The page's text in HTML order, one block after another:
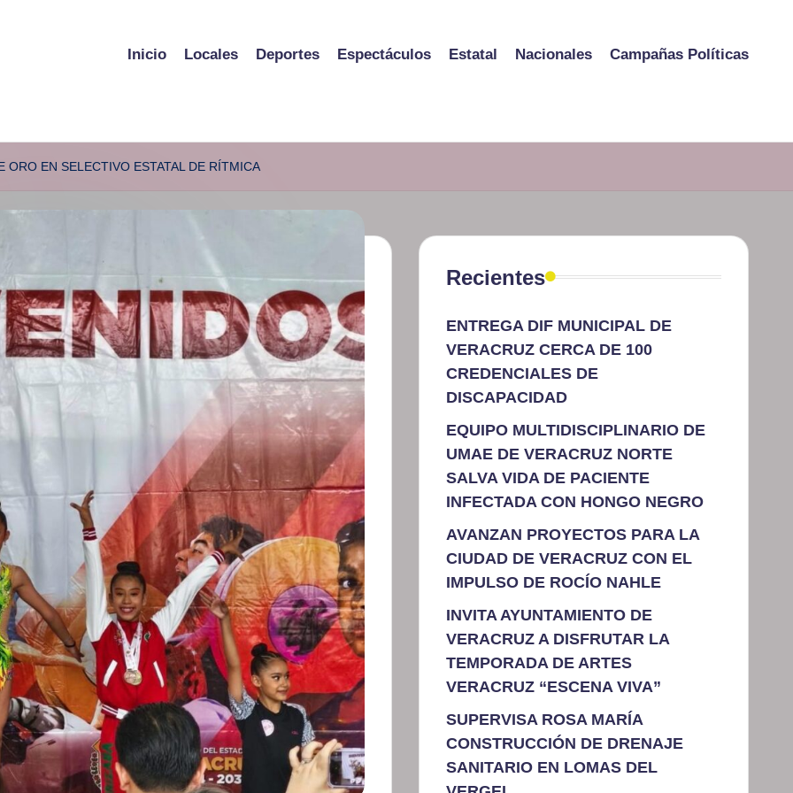
Inicio Locales Deportes Espectáculos Estatal Nacionales Campañas Políticas
ORO EN SELECTIVO ESTATAL DE RÍTMICA
Recientes
ENTREGA DIF MUNICIPAL DE
VERACRUZ CERCA DE 100
CREDENCIALES DE
DISCAPACIDAD
EQUIPO MULTIDISCIPLINARIO DE
UMAE DE VERACRUZ NORTE
SALVA VIDA DE PACIENTE
INFECTADA CON HONGO NEGRO
AVANZAN PROYECTOS PARA LA
CIUDAD DE VERACRUZ CON EL
IMPULSO DE ROCÍO NAHLE
INVITA AYUNTAMIENTO DE
VERACRUZ A DISFRUTAR LA
TEMPORADA DE ARTES
VERACRUZ “ESCENA VIVA”
SUPERVISA ROSA MARÍA
CONSTRUCCIÓN DE DRENAJE
SANITARIO EN LOMAS DEL